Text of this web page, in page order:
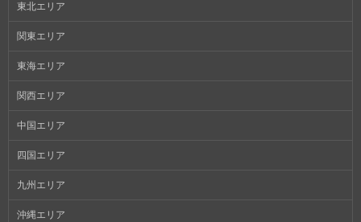
東北エリア
関東エリア
東海エリア
関西エリア
中国エリア
四国エリア
九州エリア
沖縄エリア